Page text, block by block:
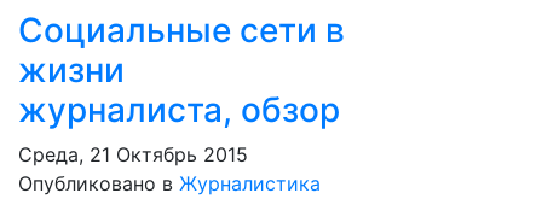
Социальные сети в
жизни
журналиста, обзор
Среда, 21 Октябрь 2015
Опубликовано в Журналистика